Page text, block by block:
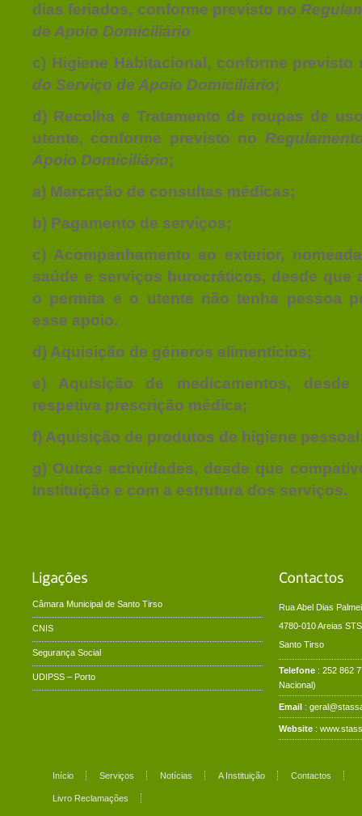
dias feriados, conforme previsto no
de Apoio Domiciliário
c) Higiene Habitacional, conforme
do Serviço de Apoio Domiciliário;
d) Recolha e Tratamento de roupas de
utente, conforme previsto no
Apoio Domiciliário;
a) Marcação de consultas médicas;
b) Pagamento de serviços;
c) Acompanhamento ao exterior,
saúde e serviços burocráticos, desde que
o permita e o utente não tenha pessoa
esse apoio.
d) Aquisição de géneros alimentícios;
e) Aquisição de medicamentos, desde
respetiva prescrição médica;
f) Aquisição de produtos de higiene
g) Outras actividades, desde que
Instituição e com a estrutura dos serviços.
Câmara Municipal de Santo Tirso
CNIS
Segurança Social
UDIPSS – Porto
Rua Abel Dias
4780-010 Areias STS
Santo Tirso
Telefone : 252 862
Nacional)
Email :
Website :
Início Serviços Notícias A Instituição Contactos
Livro Reclamações